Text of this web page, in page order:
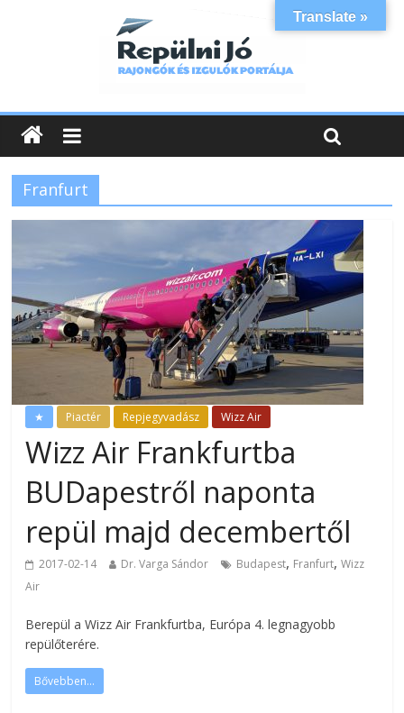
Franfurt
★ Piactér Repjegyvadász Wizz Air
Wizz Air Frankfurtba
BUDapestről naponta
repül majd decembertől
2017-02-14 Dr. Varga Sándor Budapest, Franfurt,Wizz
Air
Berepül a Wizz Air Frankfurtba, Európa 4. legnagyobb
repülőterére.
Bővebben...
Translate »